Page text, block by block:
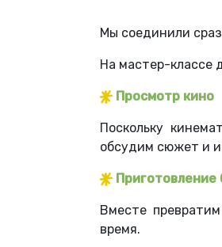
Мы соединили
На мастер-классе
Просмотр кино
Поскольку
обсудим сюжет и
Приготовление
Вместе
время.